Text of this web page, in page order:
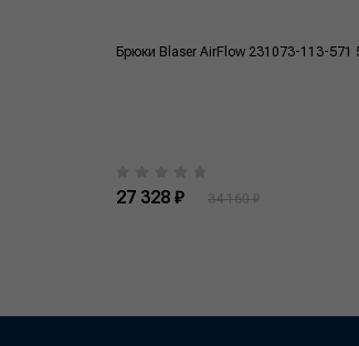
Брюки Blaser AirFlow 231073-113-571
27 328 ₽ 34 160 ₽